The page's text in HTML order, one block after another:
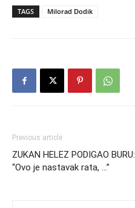
TAGS Milorad Dodik
Previous article
ZUKAN HELEZ PODIGAO BURU:
“Ovo je nastavak rata, …”